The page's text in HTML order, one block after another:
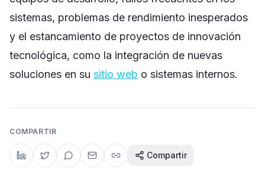
sistemas, problemas de rendimiento inesperados
y el estancamiento de proyectos de innovación
tecnológica, como la integración de nuevas
soluciones en su sitio web o sistemas internos.
COMPARTIR
Compartir